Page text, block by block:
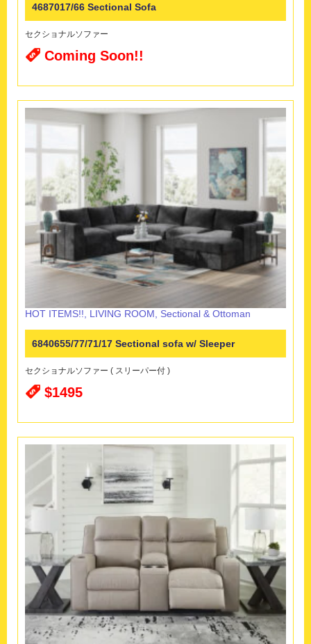
4687017/66 Sectional Sofa
セクショナルソファー
Coming Soon!!
HOT ITEMS!! LIVING ROOM Sectional & Ottoman
6840655/77/71/17 Sectional sofa w/ Sleeper
セクショナルソファー ( スリーパー付 )
$1495